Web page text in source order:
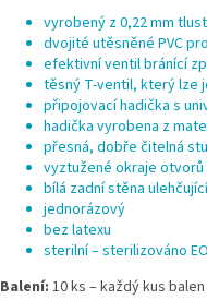
vyrobený z 0,22 mm
dvojité utěsněné PVC
efektivní ventil bránící
těsný T-ventil, který lze
připojovací hadička s
hadička vyrobena z
přesná, dobře čitelná
vyztužené okraje
bílá zadní stěna
jednorázový
bez latexu
sterilní – sterilizováno EO
Balení: 10 ks – každý kus